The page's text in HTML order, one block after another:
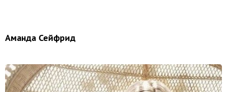
Аманда Сейфрид